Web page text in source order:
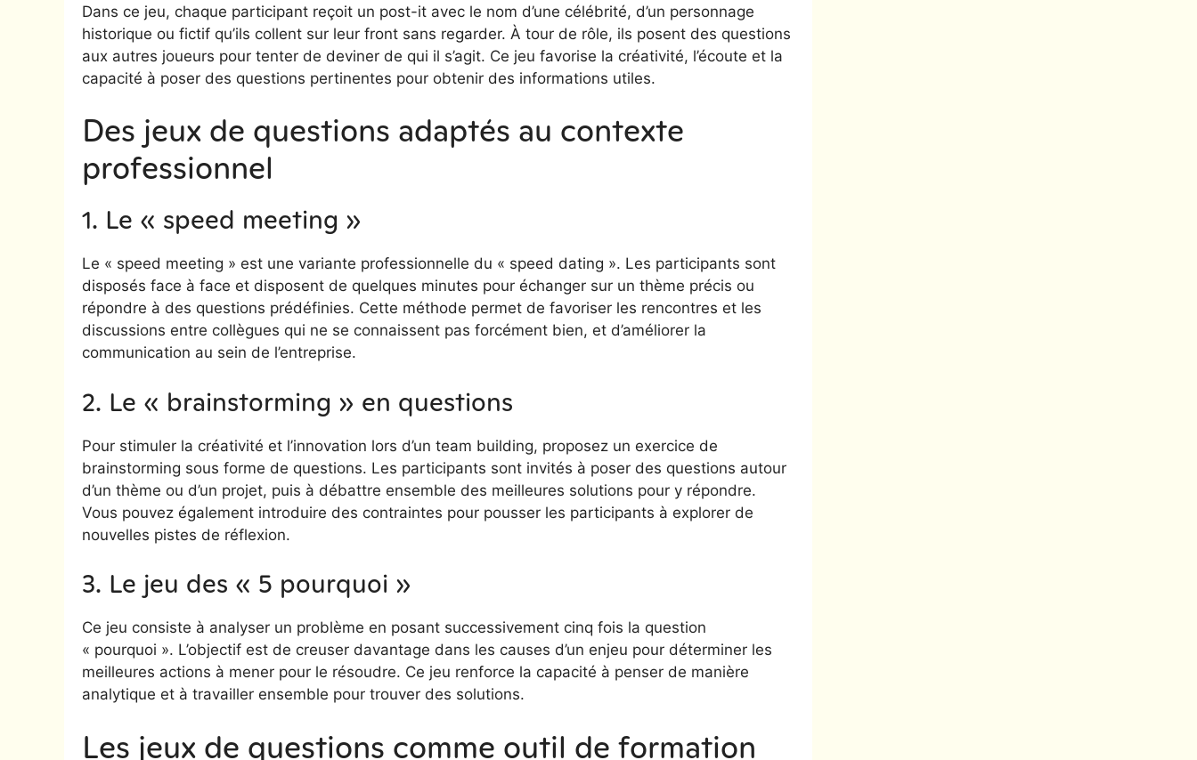
Dans ce jeu, chaque participant reçoit un post-it avec le nom d’une célébrité, d’un personnage
historique ou fictif qu’ils collent sur leur front sans regarder. À tour de rôle, ils posent des questions
aux autres joueurs pour tenter de deviner de qui il s’agit. Ce jeu favorise la créativité, l’écoute et la
capacité à poser des questions pertinentes pour obtenir des informations utiles.
Des jeux de questions adaptés au contexte
professionnel
1. Le « speed meeting »
Le « speed meeting » est une variante professionnelle du « speed dating ». Les participants sont
disposés face à face et disposent de quelques minutes pour échanger sur un thème précis ou
répondre à des questions prédéfinies. Cette méthode permet de favoriser les rencontres et les
discussions entre collègues qui ne se connaissent pas forcément bien, et d’améliorer la
communication au sein de l’entreprise.
2. Le « brainstorming » en questions
Pour stimuler la créativité et l’innovation lors d’un team building, proposez un exercice de
brainstorming sous forme de questions. Les participants sont invités à poser des questions autour
d’un thème ou d’un projet, puis à débattre ensemble des meilleures solutions pour y répondre.
Vous pouvez également introduire des contraintes pour pousser les participants à explorer de
nouvelles pistes de réflexion.
3. Le jeu des « 5 pourquoi »
Ce jeu consiste à analyser un problème en posant successivement cinq fois la question
« pourquoi ». L’objectif est de creuser davantage dans les causes d’un enjeu pour déterminer les
meilleures actions à mener pour le résoudre. Ce jeu renforce la capacité à penser de manière
analytique et à travailler ensemble pour trouver des solutions.
Les jeux de questions comme outil de formation